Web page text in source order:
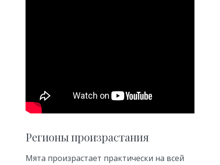
Регионы произрастания
Мята произрастает практически на всей